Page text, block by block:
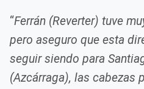
“Ferrán (Reverter) tuve
pero aseguro que esta
seguir siendo para
(Azcárraga), las cabezas